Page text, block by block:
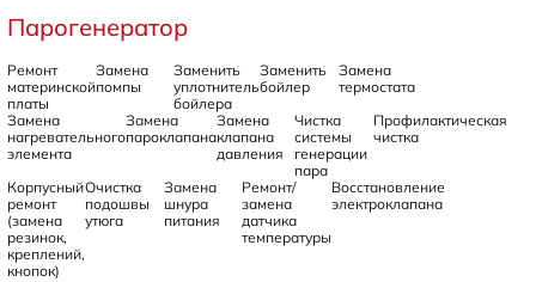
Парогенератор
Ремонт
материнской
платы
Замена
помпы
Заменить
уплотнитель
бойлера
Заменить
бойлер
Замена
термостата
Замена
нагревательного
элемента
Замена
пароклапана
Замена
клапана
давления
Чистка
системы
генерации
пара
Профилактическая
чистка
Корпусный
ремонт
(замена
резинок,
креплений,
кнопок)
Очистка
подошвы
утюга
Замена
шнура
питания
Ремонт/
замена
датчика
температуры
Восстановление
электроклапана